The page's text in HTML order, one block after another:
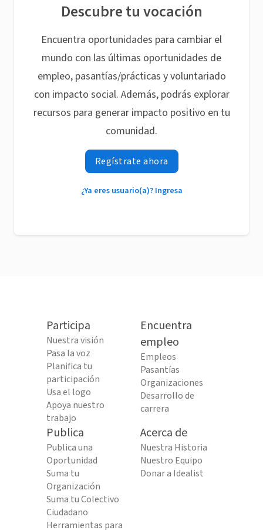
Descubre tu vocación
Encuentra oportunidades para cambiar el
mundo con las últimas oportunidades de
empleo, pasantías/prácticas y voluntariado
con impacto social. Además, podrás explorar
recursos para generar impacto positivo en tu
comunidad.
Regístrate ahora
¿Ya eres usuario(a)? Ingresa
Participa
Nuestra visión
Pasa la voz
Planifica tu
participación
Usa el logo
Apoya nuestro
trabajo
Encuentra
empleo
Empleos
Pasantías
Organizaciones
Desarrollo de
carrera
Publica
Publica una
Oportunidad
Suma tu
Organización
Suma tu Colectivo
Ciudadano
Herramientas para
Acerca de
Nuestra Historia
Nuestro Equipo
Donar a Idealist